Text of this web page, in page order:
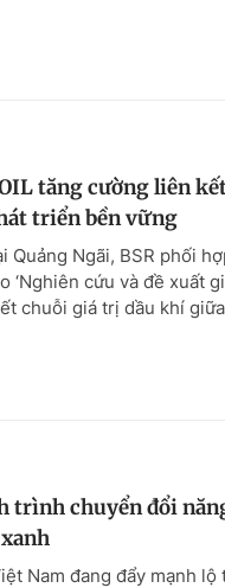
tăng cường liên
triển bền vững
Quảng Ngãi, BSR phối
‘Nghiên cứu và đề xuất
chuỗi giá trị dầu khí giữa
trình chuyển đổi
Nam đang đẩy mạnh